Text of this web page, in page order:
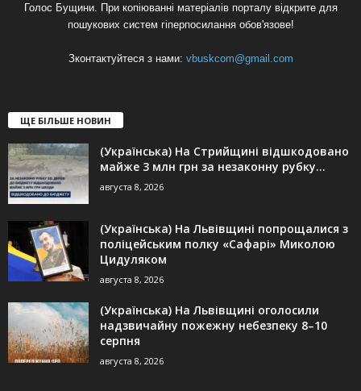
Голос Бущини. При копіюванні матеріалів порталу відкрите для
пошукових систем гіперпосилання обов'язове!
Зконтактуйтеся з нами: vbuskcom@gmail.com
ЩЕ БІЛЬШЕ НОВИН
(Українська) На Стрийщині відшкодовано
майже 3 млн грн за незаконну рубку...
августа 8, 2026
(Українська) На Львівщині попрощалися з
поліцейським полку «Сафарі» Миколою
Цидуляком
августа 8, 2026
(Українська) На Львівщині оголосили
надзвичайну пожежну небезпеку 8–10
серпня
августа 8, 2026